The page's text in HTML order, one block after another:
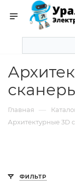
Главная —
Архитектурные 3D
ФИЛЬТР